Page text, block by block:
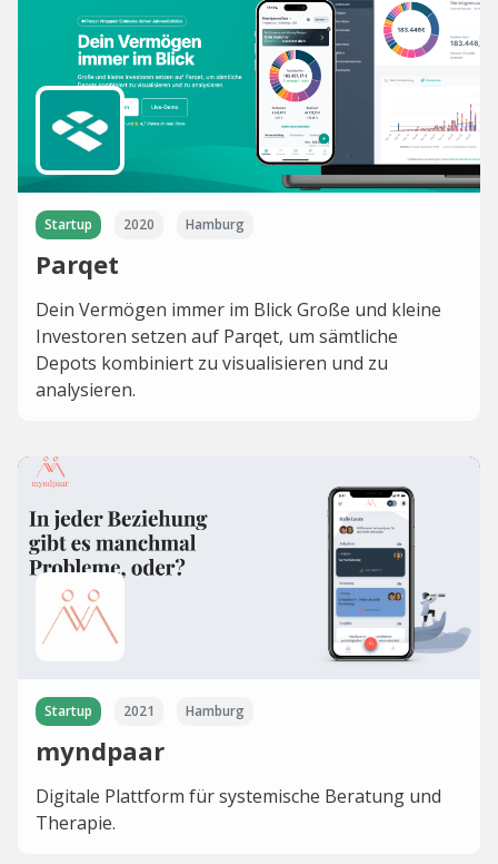
Startup 2020 Hamburg
Parqet
Dein Vermögen immer im Blick Große und kleine
Investoren setzen auf Parqet, um sämtliche
Depots kombiniert zu visualisieren und zu
analysieren.
Startup 2021 Hamburg
myndpaar
Digitale Plattform für systemische Beratung und
Therapie.